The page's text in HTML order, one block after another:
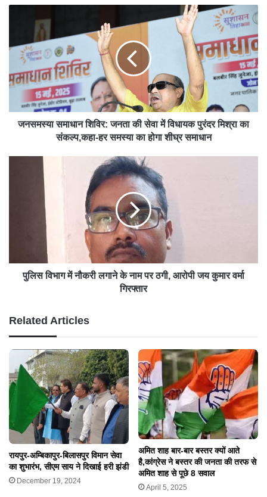
e
जनसमस्या समाधान शिविर: जनता की सेवा में विधायक पुरंदर मिश्रा का
संकल्प,कहा-हर समस्या का होगा शीघ्र समाधान
पुलिस विभाग में नौकरी लगाने के नाम पर ठगी, आरोपी जय कुमार वर्मा
गिरफ्तार
Related Articles
रायपुर-अम्बिकापुर-बिलासपुर विमान सेवा
का शुभारंभ, सीएम साय ने दिखाई हरी झंडी
December 19, 2024
अमित शाह बार-बार बस्तर क्यों आते
है,कांग्रेस ने बस्तर की जनता की तरफ से
अमित शाह से पूछे 8 सवाल
April 5, 2025